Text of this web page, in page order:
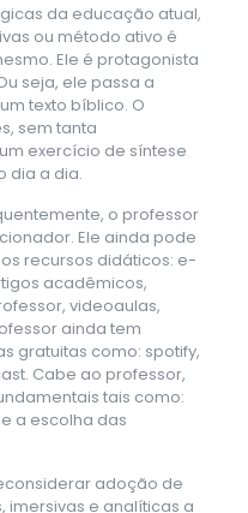
da educação atual,
ou método ativo é
Ele é protagonista
seja, ele passa a
texto bíblico. O
sem tanta
exercício de síntese
dia a dia.
o professor
Ele ainda pode
recursos didáticos: e-
acadêmicos,
videoaulas,
ainda tem
gratuitas como: spotify,
Cabe ao professor,
tais como:
a escolha das
adoção de
imersivas e analíticas a